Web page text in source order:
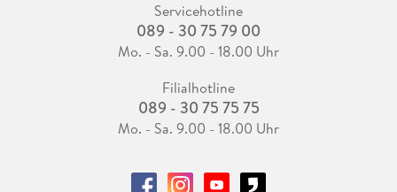
Servicehotline
089 - 30 75 79 00
Mo. - Sa. 9.00 - 18.00 Uhr
Filialhotline
089 - 30 75 75 75
Mo. - Sa. 9.00 - 18.00 Uhr